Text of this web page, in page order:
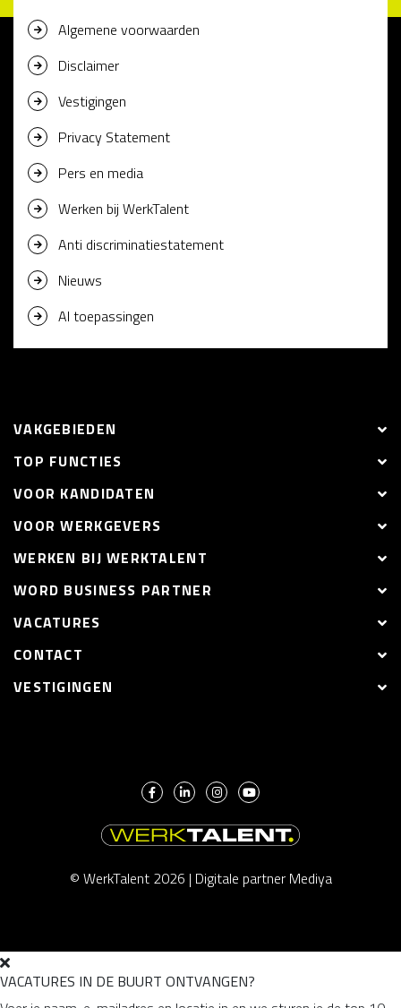
Algemene voorwaarden
Disclaimer
Vestigingen
Privacy Statement
Pers en media
Werken bij WerkTalent
Anti discriminatiestatement
Nieuws
AI toepassingen
VAKGEBIEDEN
TOP FUNCTIES
VOOR KANDIDATEN
VOOR WERKGEVERS
WERKEN BIJ WERKTALENT
WORD BUSINESS PARTNER
VACATURES
CONTACT
VESTIGINGEN
© WerkTalent 2026 | Digitale partner Mediya
VACATURES IN DE BUURT ONTVANGEN?